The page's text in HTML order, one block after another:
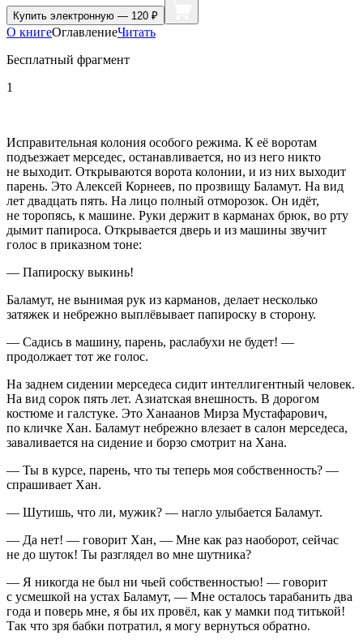
Купить электронную — 120 ₽
О книгеОглавлениеЧитать
Бесплатный фрагмент
1
Исправительная колония особого режима. К её воротам
подъезжает мерседес, останавливается, но из него никто
не выходит. Открываются ворота колонии, и из них выходит
парень. Это Алексей Корнеев, по прозвищу Баламут. На вид
лет двадцать пять. На лицо полный отморозок. Он идёт,
не торопясь, к машине. Руки держит в карманах брюк, во рту
дымит папироса. Открывается дверь и из машины звучит
голос в приказном тоне:
— Папироску выкинь!
Баламут, не вынимая рук из карманов, делает несколько
затяжек и небрежно выплёвывает папироску в сторону.
— Садись в машину, парень, раслабухи не будет! —
продолжает тот же голос.
На заднем сидении мерседеса сидит интеллигентный человек.
На вид сорок пять лет. Азиатская внешность. В дорогом
костюме и галстуке. Это Ханаанов Мирза Мустафарович,
по кличке Хан. Баламут небрежно влезает в салон мерседеса,
заваливается на сидение и борзо смотрит на Хана.
— Ты в курсе, парень, что ты теперь моя собственность? —
спрашивает Хан.
— Шутишь, что ли, мужик? — нагло улыбается Баламут.
— Да нет! — говорит Хан, — Мне как раз наоборот, сейчас
не до шуток! Ты разглядел во мне шутника?
— Я никогда не был ни чьей собственностью! — говорит
с усмешкой на устах Баламут, — Мне осталось тарабанить два
года и поверь мне, я бы их провёл, как у мамки под титькой!
Так что зря бабки потратил, я могу вернуться обратно.